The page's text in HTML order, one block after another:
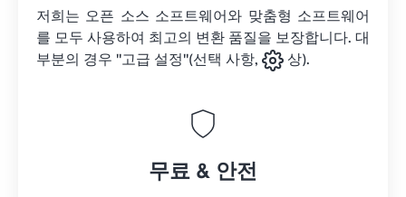
저희는 오픈 소스 소프트웨어와 맞춤형 소프트웨어
를 모두 사용하여 최고의 변환 품질을 보장합니다. 대
부분의 경우 "고급 설정"(선택 사항,
상).
무료 & 안전